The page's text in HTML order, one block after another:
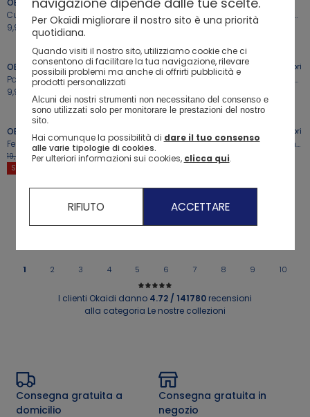
OBAIBI
9,99€
OBAIBI
T-shirt a maniche lunghe bianca con motivo per neonato
-50% 6,49€
+
OBAIBI 3Colori
9,99€
SALDI*
OBAIBI Colori
Collant rosa tinta unita in calda maglia per neonata (set di 2)
+
SALDI*
OBAIBI
Felpa marrone a righe con zip per neonato
19,99€ -50% 9,99€
+
OBAIBI Colori
Felpa verde a righe con zip per neonato
19,99€ -50% 9,99€
1 2 3 4 5 6 7 8 9 10
I clienti Okaidi danno 4.72 / 141780 recensioni
alla categoria Le nostre collezioni
Consegna gratuita a
domicilio
Consegna gratuita in
negozio
Per Okaïdi migliorare il nostro sito è una priorità
quotidiana.
Quando visiti il ​​nostro sito, utilizziamo cookie che ci
consentono di facilitare la tua navigazione, rilevare
possibili problemi ma anche di offrirti pubblicità e
prodotti personalizzati
Alcuni dei nostri strumenti non necessitano del consenso e
sono utilizzati solo per monitorare le prestazioni del nostro
sito.
Hai comunque la possibilità di dare il tuo consenso
alle varie tipologie di cookies.
Per ulteriori informazioni sui cookies, clicca qui.
RIFIUTO ACCETTARE